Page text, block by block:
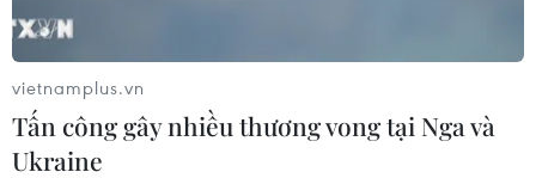
vietnamplus.vn
Tấn công gây nhiều thương vong tại Nga và
Ukraine